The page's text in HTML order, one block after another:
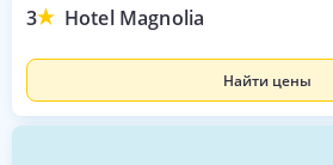
3 Hotel Magnolia
Найти цены